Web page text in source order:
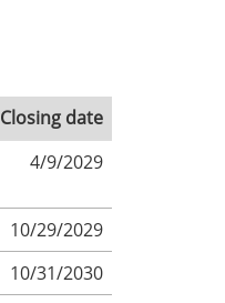
Closing date
4/9/2029
10/29/2029
10/31/2030